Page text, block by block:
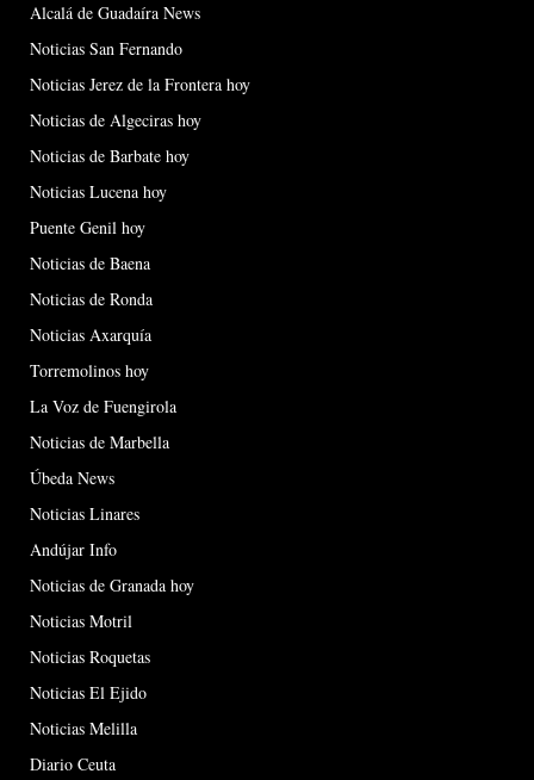
Alcalá de Guadaíra News
Noticias San Fernando
Noticias Jerez de la Frontera hoy
Noticias de Algeciras hoy
Noticias de Barbate hoy
Noticias Lucena hoy
Puente Genil hoy
Noticias de Baena
Noticias de Ronda
Noticias Axarquía
Torremolinos hoy
La Voz de Fuengirola
Noticias de Marbella
Úbeda News
Noticias Linares
Andújar Info
Noticias de Granada hoy
Noticias Motril
Noticias Roquetas
Noticias El Ejido
Noticias Melilla
Diario Ceuta